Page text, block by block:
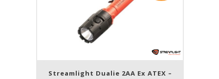
Streamlight Dualie 2AA Ex ATEX –